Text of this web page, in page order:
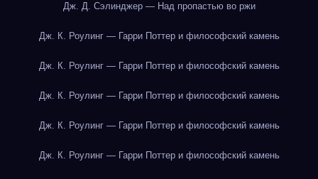
Дж. Д. Сэлинджер — Над пропастью во ржи
Дж. К. Роулинг — Гарри Поттер и философский камень
Дж. К. Роулинг — Гарри Поттер и философский камень
Дж. К. Роулинг — Гарри Поттер и философский камень
Дж. К. Роулинг — Гарри Поттер и философский камень
Дж. К. Роулинг — Гарри Поттер и философский камень